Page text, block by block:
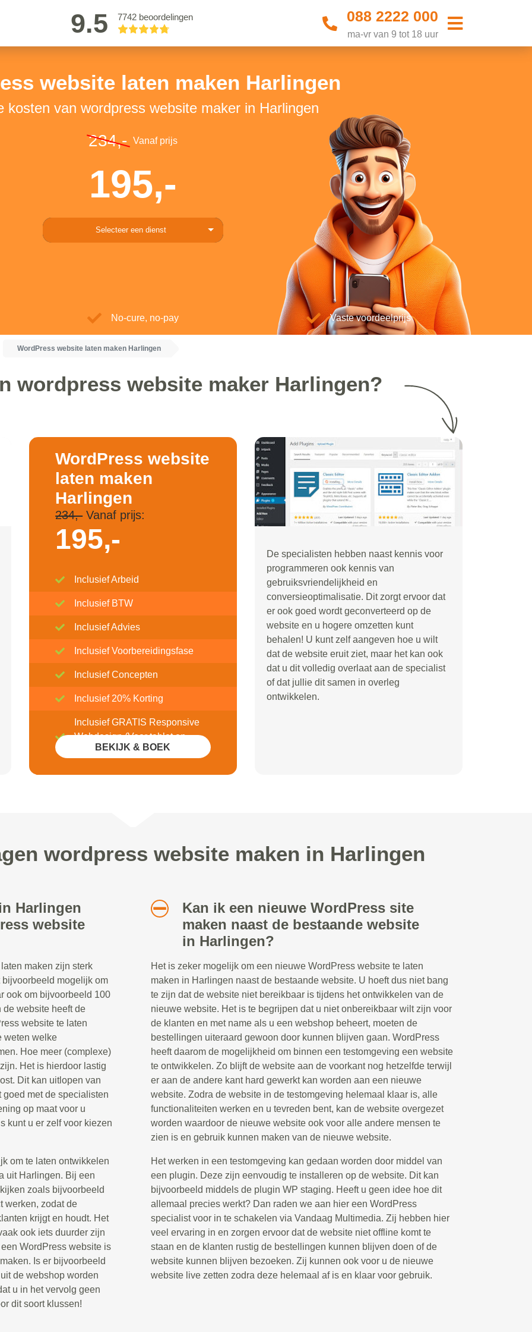
9.5 7742 beoordelingen 088 2222 000
ma-vr van 9 tot 18 uur
website laten maken Harlingen
kosten van wordpress website maker in Harlingen
234,- Vanaf prijs
195,-
Selecteer een dienst
No-cure, no-pay Vaste voordeelprijs
WordPress website laten maken Harlingen
wordpress website maker Harlingen?
WordPress website
laten maken
Harlingen
234,-Vanaf prijs:
195,-
Inclusief Arbeid
Inclusief BTW
Inclusief Advies
Inclusief Voorbereidingsfase
Inclusief Concepten
Inclusief 20% Korting
Inclusief GRATIS Responsive
Webdesign (Voor tablet en
mobile)BEKIJK & BOEK
De specialisten hebben naast kennis voor
programmeren ook kennis van
gebruiksvriendelijkheid en
conversieoptimalisatie. Dit zorgt ervoor dat
er ook goed wordt geconverteerd op de
website en u hogere omzetten kunt
behalen! U kunt zelf aangeven hoe u wilt
dat de website eruit ziet, maar het kan ook
dat u dit volledig overlaat aan de specialist
of dat jullie dit samen in overleg
ontwikkelen.
wordpress website maken in Harlingen
Harlingen
website
maken zijn sterk
mogelijk om
ook om bijvoorbeeld 100
de website heeft de
website te laten
weten welke
Hoe meer (complexe)
Het is hierdoor lastig
Dit kan uitlopen van
met de specialisten
op maat voor u
kunt u er zelf voor kiezen
om te laten ontwikkelen
uit Harlingen. Bij een
zoals bijvoorbeeld
werken, zodat de
krijgt en houdt. Het
ook iets duurder zijn
WordPress website is
Is er bijvoorbeeld
de webshop worden
u in het vervolg geen
dit soort klussen!
Kan ik een nieuwe WordPress site
maken naast de bestaande website
in Harlingen?
Het is zeker mogelijk om een nieuwe WordPress website te laten
maken in Harlingen naast de bestaande website. U hoeft dus niet bang
te zijn dat de website niet bereikbaar is tijdens het ontwikkelen van de
nieuwe website. Het is te begrijpen dat u niet onbereikbaar wilt zijn voor
de klanten en met name als u een webshop beheert, moeten de
bestellingen uiteraard gewoon door kunnen blijven gaan. WordPress
heeft daarom de mogelijkheid om binnen een testomgeving een website
te ontwikkelen. Zo blijft de website aan de voorkant nog hetzelfde terwijl
er aan de andere kant hard gewerkt kan worden aan een nieuwe
website. Zodra de website in de testomgeving helemaal klaar is, alle
functionaliteiten werken en u tevreden bent, kan de website overgezet
worden waardoor de nieuwe website ook voor alle andere mensen te
zien is en gebruik kunnen maken van de nieuwe website.
Het werken in een testomgeving kan gedaan worden door middel van
een plugin. Deze zijn eenvoudig te installeren op de website. Dit kan
bijvoorbeeld middels de plugin WP staging. Heeft u geen idee hoe dit
allemaal precies werkt? Dan raden we aan hier een WordPress
specialist voor in te schakelen via Vandaag Multimedia. Zij hebben hier
veel ervaring in en zorgen ervoor dat de website niet offline komt te
staan en de klanten rustig de bestellingen kunnen blijven doen of de
website kunnen blijven bezoeken. Zij kunnen ook voor u de nieuwe
website live zetten zodra deze helemaal af is en klaar voor gebruik.